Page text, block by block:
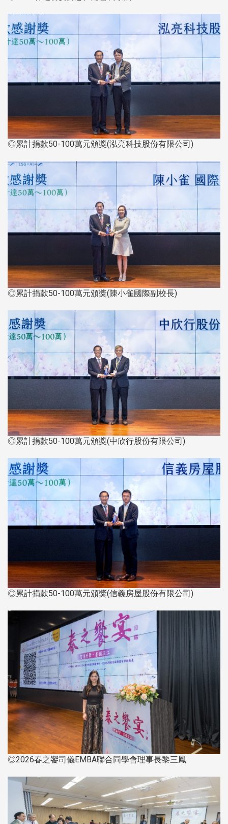
◎累計捐款50-100萬元頒獎(泓亮科技股份有限公司)
◎累計捐款50-100萬元頒獎(陳小雀國際副校長)
◎累計捐款50-100萬元頒獎(中欣行股份有限公司)
◎累計捐款50-100萬元頒獎(信義房屋股份有限公司)
◎2026春之饗司儀EMBA聯合同學會理事長黎三鳳